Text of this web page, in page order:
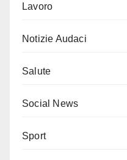
Lavoro
Notizie Audaci
Salute
Social News
Sport